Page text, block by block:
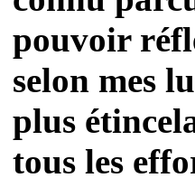
pouvoir
selon mes
plus
tous les